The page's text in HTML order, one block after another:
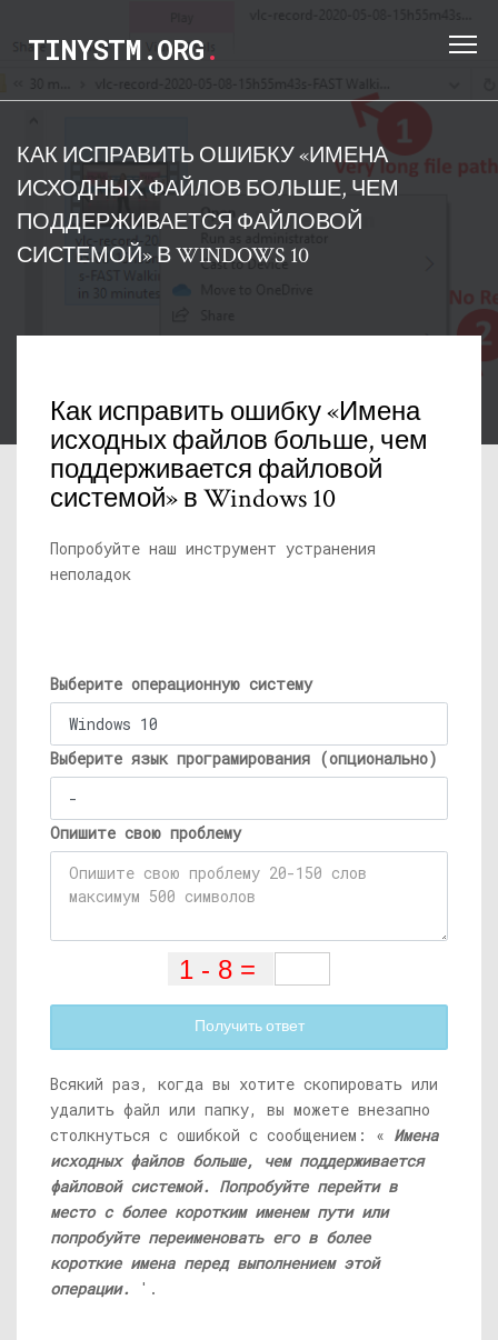
TINYSTM.ORG.
КАК ИСПРАВИТЬ ОШИБКУ «ИМЕНА
ИСХОДНЫХ ФАЙЛОВ БОЛЬШЕ, ЧЕМ
ПОДДЕРЖИВАЕТСЯ ФАЙЛОВОЙ
СИСТЕМОЙ» В WINDOWS 10
Как исправить ошибку «Имена
исходных файлов больше, чем
поддерживается файловой
системой» в Windows 10
Попробуйте наш инструмент устранения
неполадок
Выберите операционную систему
Выберите язык програмирования (опционально)
Опишите свою проблему
Получить ответ
Всякий раз, когда вы хотите скопировать или
удалить файл или папку, вы можете внезапно
столкнуться с ошибкой с сообщением: « Имена
исходных файлов больше, чем поддерживается
файловой системой. Попробуйте перейти в
место с более коротким именем пути или
попробуйте переименовать его в более
короткие имена перед выполнением этой
операции.
'.